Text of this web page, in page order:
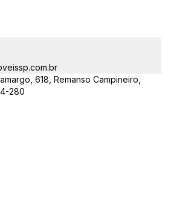
apartamentos, terrenos, salas
imobiliários.
618, Remanso Campineiro,
280